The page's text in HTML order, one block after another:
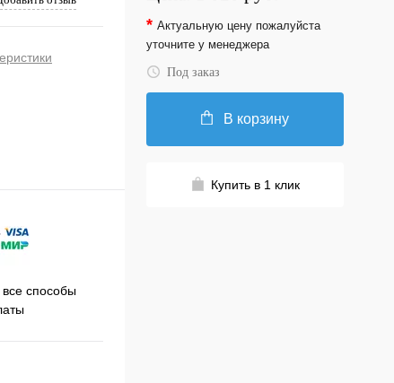
способы
* Актуальную цену пожалуйста
уточните у менеджера
Под заказ
В корзину
Купить в 1 клик